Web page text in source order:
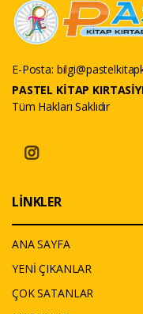
E-Posta:
PASTEL KİTAP
Tüm Hakları Saklıdır
LİNKLER
ANA SAYFA
YENİ ÇIKANLAR
ÇOK SATANLAR